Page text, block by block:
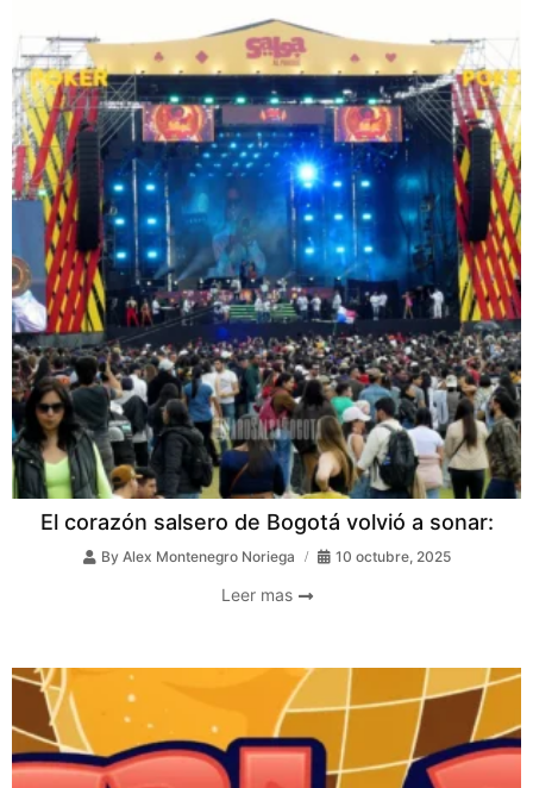
El corazón salsero de Bogotá volvió a sonar:
By Alex Montenegro Noriega 10 octubre, 2025
Leer mas